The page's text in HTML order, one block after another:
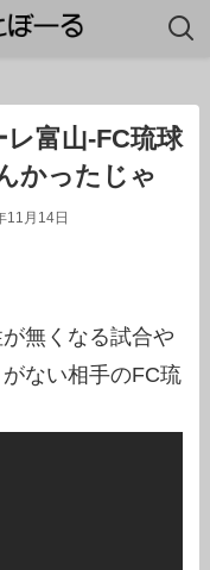
富山-FC琉球
かったじゃ
11月14日
無くなる試合や
ない相手のFC琉